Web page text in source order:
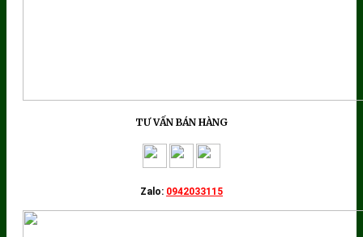
TƯ VẤN BÁN HÀNG
Zalo: 0942033115